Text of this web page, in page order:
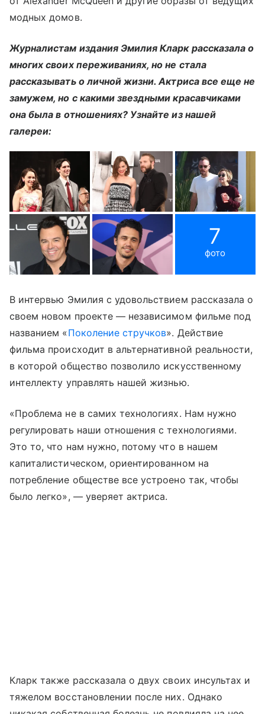
модных домов.
Журналистам издания Эмилия Кларк рассказала о
многих своих переживаниях, но не стала
рассказывать о личной жизни. Актриса все еще не
замужем, но с какими звездными красавчиками
она была в отношениях? Узнайте из нашей
галереи:
7
фото
В интервью Эмилия с удовольствием рассказала о
своем новом проекте — независимом фильме под
названием «Поколение стручков». Действие
фильма происходит в альтернативной реальности,
в которой общество позволило искусственному
интеллекту управлять нашей жизнью.
«Проблема не в самих технологиях. Нам нужно
регулировать наши отношения с технологиями.
Это то, что нам нужно, потому что в нашем
капиталистическом, ориентированном на
потребление обществе все устроено так, чтобы
было легко», — уверяет актриса.
Кларк также рассказала о двух своих инсультах и
тяжелом восстановлении после них. Однако